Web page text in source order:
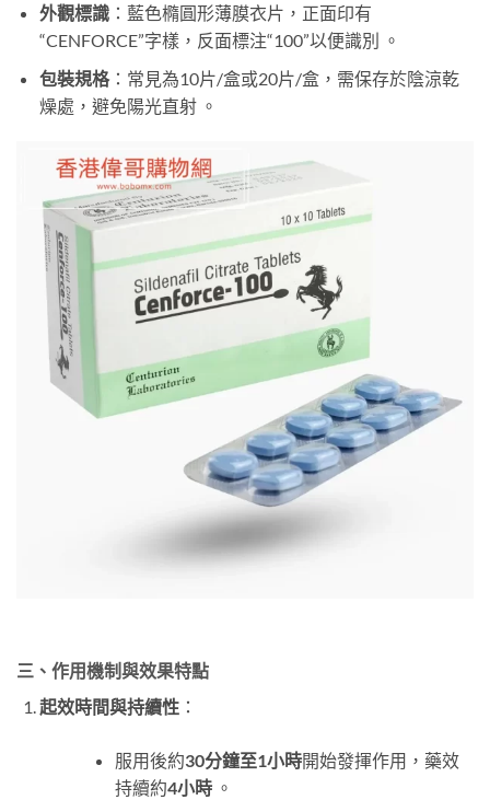
外觀標識：藍色橢圓形薄膜衣片，正面印有
“CENFORCE”字樣，反面標注“100”以便識別 。
包裝規格：常見為10片/盒或20片/盒，需保存於陰涼乾
燥處，避免陽光直射 。
三、作用機制與效果特點
起效時間與持續性：
服用後約30分鐘至1小時開始發揮作用，藥效
持續約4小時​ 。